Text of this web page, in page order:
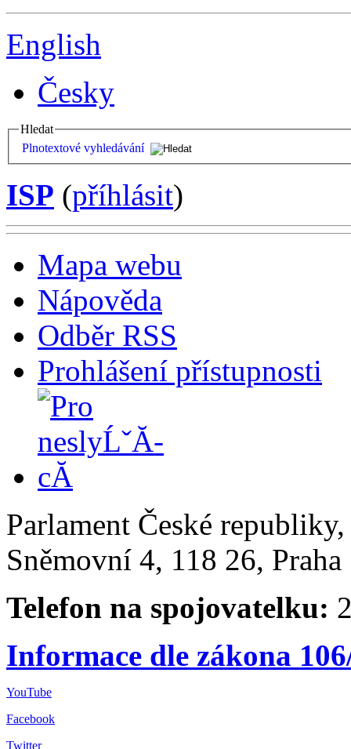
English
Česky
Hledat
Plnotextové vyhledávání
ISP (příhlásit)
Mapa webu
Nápověda
Odběr RSS
Prohlášení přístupnosti
Parlament České
Sněmovní 4, 118 26,
Telefon na spojovatelku:
Informace dle zákona
YouTube
Facebook
Twitter